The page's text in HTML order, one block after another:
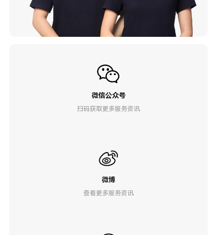
微信公众号
扫码获取更多服务资讯
微博
查看更多服务资讯